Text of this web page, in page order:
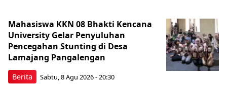
Berita
Mahasiswa KKN 08 Bhakti Kencana
University Gelar Penyuluhan
Pencegahan Stunting di Desa
Lamajang Pangalengan
Sabtu, 8 Agu 2026 - 20:30